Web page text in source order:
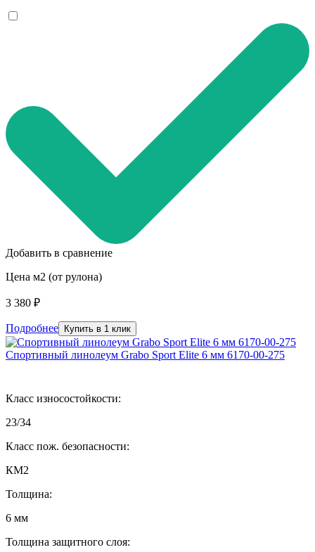
Добавить в сравнение
Цена м2 (от рулона)
3 380 ₽
Подробнее Купить в 1 клик
Спортивный линолеум Grabo Sport Elite 6 мм 6170-00-275
Класс износостойкости:
23/34
Класс пож. безопасности:
КМ2
Толщина:
6 мм
Толщина защитного слоя: